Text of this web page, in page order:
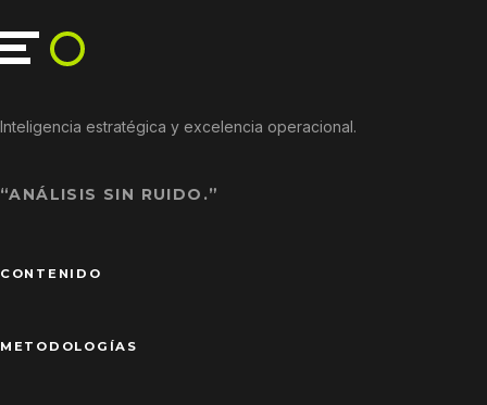
Inteligencia estratégica y excelencia operacional.
“ANÁLISIS SIN RUIDO.”
CONTENIDO
METODOLOGÍAS